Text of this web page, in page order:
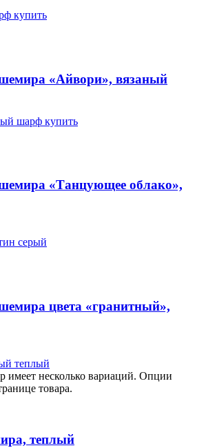
«Айвори», вязаный
«Танцующее облако»,
цвета «гранитный»,
имеет несколько вариаций. Опции
товара.
теплый